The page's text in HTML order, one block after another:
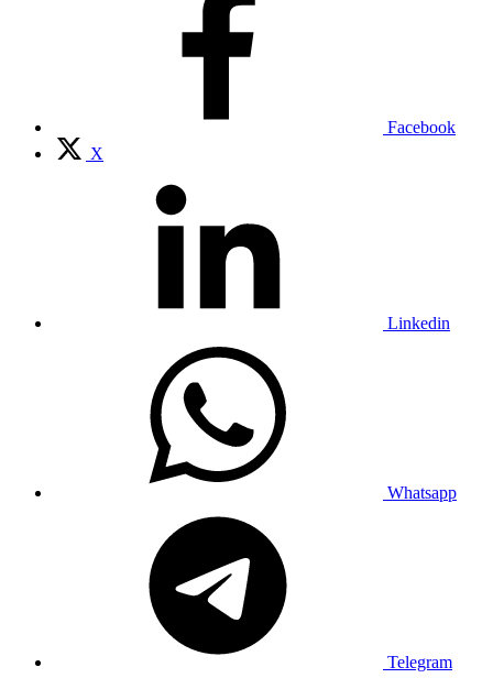
Facebook
X
Linkedin
Whatsapp
Telegram